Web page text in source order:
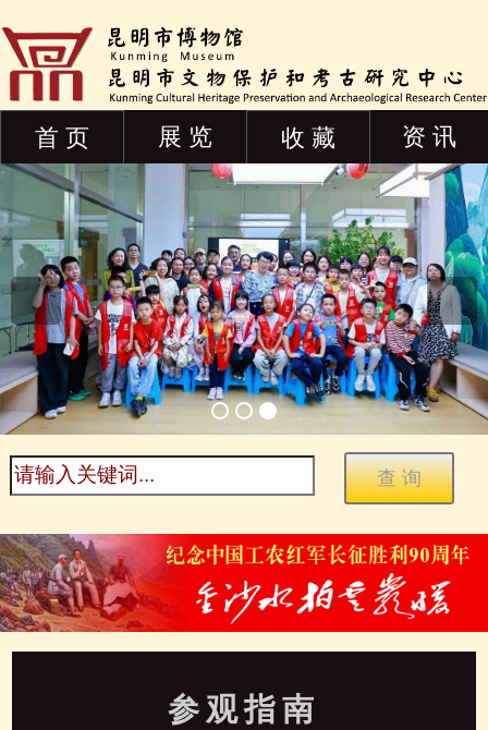
首 页 展 览 收 藏 资 讯
参观指南